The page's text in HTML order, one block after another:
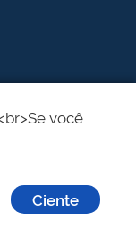
você
Ciente